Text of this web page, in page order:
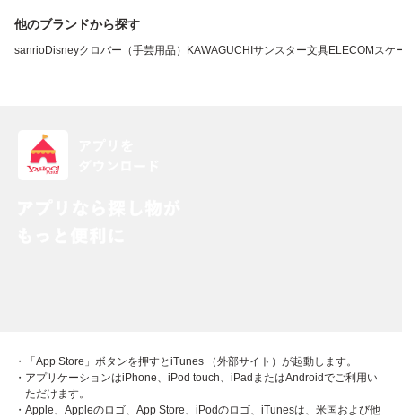
他のブランドから探す
sanrioDisneyクロバー（手芸用品） KAWAGUCHI サンスター文具ELECOM スケ
・「App Store」ボタンを押すとiTunes （外部サイト）が起動します。
・アプリケーションはiPhone、iPod touch、iPadまたはAndroidでご利用い
ただけます。
・Apple、Appleのロゴ、App Store、iPodのロゴ、iTunesは、米国および他